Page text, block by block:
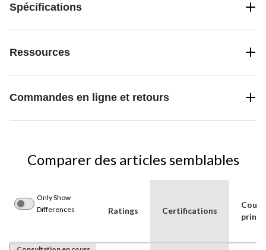
Spécifications
Ressources
Commandes en ligne et retours
Comparer des articles semblables
Only Show
Differences
Ratings Certifications